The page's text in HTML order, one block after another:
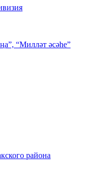
“Милләт әсәһе”
района